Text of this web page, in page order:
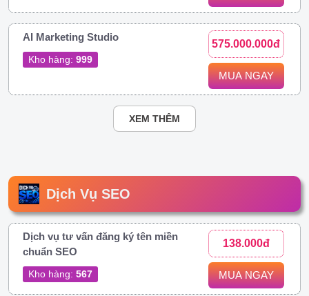
AI Marketing Studio
Kho hàng: 999
575.000.000đ
MUA NGAY
XEM THÊM
Dịch Vụ SEO
Dịch vụ tư vấn đăng ký tên miền
chuẩn SEO
Kho hàng: 567
138.000đ
MUA NGAY